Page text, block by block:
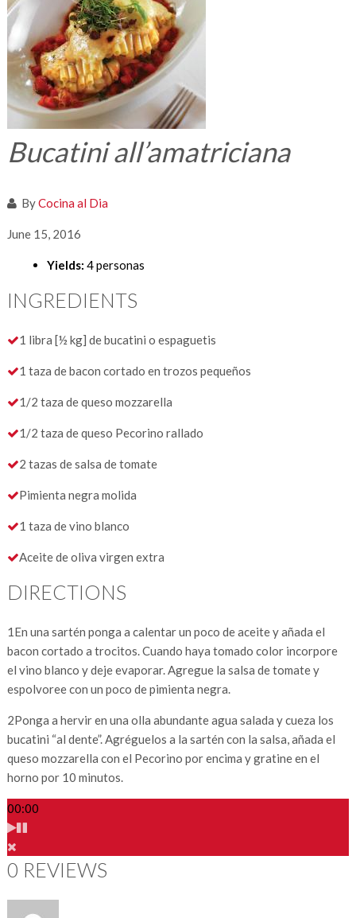
Bucatini all’amatriciana
ByCocina al Dia
June 15, 2016
Yields: 4 personas
INGREDIENTS
1 libra [½ kg] de bucatini o espaguetis
1 taza de bacon cortado en trozos pequeños
1/2 taza de queso mozzarella
1/2 taza de queso Pecorino rallado
2 tazas de salsa de tomate
Pimienta negra molida
1 taza de vino blanco
Aceite de oliva virgen extra
DIRECTIONS
1En una sartén ponga a calentar un poco de aceite y añada el
bacon cortado a trocitos. Cuando haya tomado color incorpore
el vino blanco y deje evaporar. Agregue la salsa de tomate y
espolvoree con un poco de pimienta negra.
2Ponga a hervir en una olla abundante agua salada y cueza los
bucatini “al dente”. Agréguelos a la sartén con la salsa, añada el
queso mozzarella con el Pecorino por encima y gratine en el
horno por 10 minutos.
00:00
0 REVIEWS